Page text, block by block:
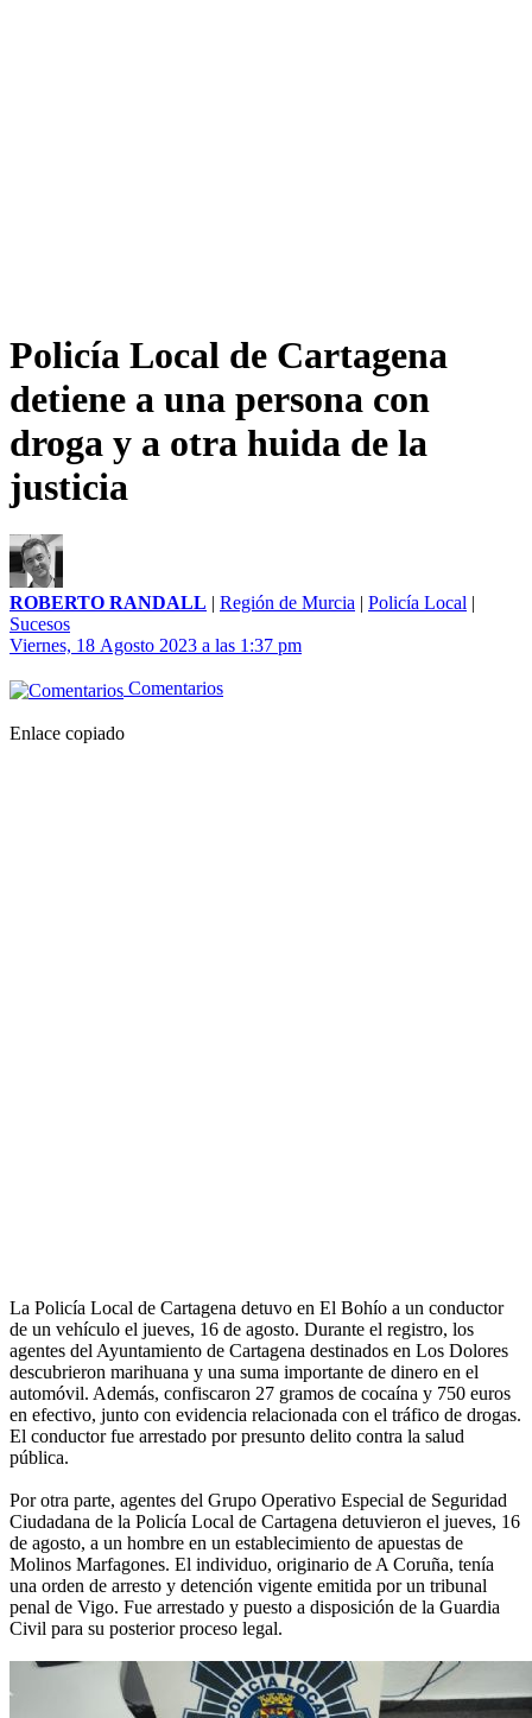
Policía Local de Cartagena
detiene a una persona con
droga y a otra huida de la
justicia
ROBERTO RANDALL | Región de Murcia | Policía Local |
Sucesos
Viernes, 18 Agosto 2023 a las 1:37 pm
Comentarios
Enlace copiado
La Policía Local de Cartagena detuvo en El Bohío a un conductor
de un vehículo el jueves, 16 de agosto. Durante el registro, los
agentes del Ayuntamiento de Cartagena destinados en Los Dolores
descubrieron marihuana y una suma importante de dinero en el
automóvil. Además, confiscaron 27 gramos de cocaína y 750 euros
en efectivo, junto con evidencia relacionada con el tráfico de drogas.
El conductor fue arrestado por presunto delito contra la salud
pública.
Por otra parte, agentes del Grupo Operativo Especial de Seguridad
Ciudadana de la Policía Local de Cartagena detuvieron el jueves, 16
de agosto, a un hombre en un establecimiento de apuestas de
Molinos Marfagones. El individuo, originario de A Coruña, tenía
una orden de arresto y detención vigente emitida por un tribunal
penal de Vigo. Fue arrestado y puesto a disposición de la Guardia
Civil para su posterior proceso legal.